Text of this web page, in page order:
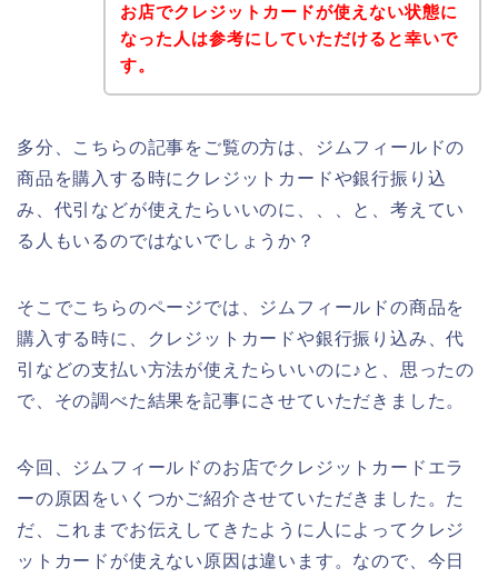
お店でクレジットカードが使えない状態に
なった人は参考にしていただけると幸いで
す。
多分、こちらの記事をご覧の方は、ジムフィールドの
商品を購入する時にクレジットカードや銀行振り込
み、代引などが使えたらいいのに、、、と、考えてい
る人もいるのではないでしょうか？
そこでこちらのページでは、ジムフィールドの商品を
購入する時に、クレジットカードや銀行振り込み、代
引などの支払い方法が使えたらいいのに♪と、思ったの
で、その調べた結果を記事にさせていただきました。
今回、ジムフィールドのお店でクレジットカードエラ
ーの原因をいくつかご紹介させていただきました。た
だ、これまでお伝えしてきたように人によってクレジ
ットカードが使えない原因は違います。なので、今日